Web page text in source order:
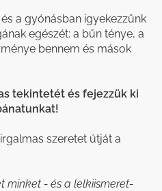
a gyónásban igyekezzünk
egészét: a bűn ténye, a
bennem és mások
tekintetét és fejezzük ki
szeretet útját a
minket - és a lelkiismeret-